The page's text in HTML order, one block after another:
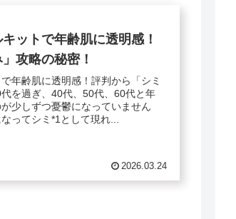
ットで年齢肌に透明感！
攻略の秘密！
年齢肌に透明感！評判から「シミ
を過ぎ、40代、50代、60代と年
少しずつ憂鬱になっていません
ってシミ*1として現れ...
2026.03.24